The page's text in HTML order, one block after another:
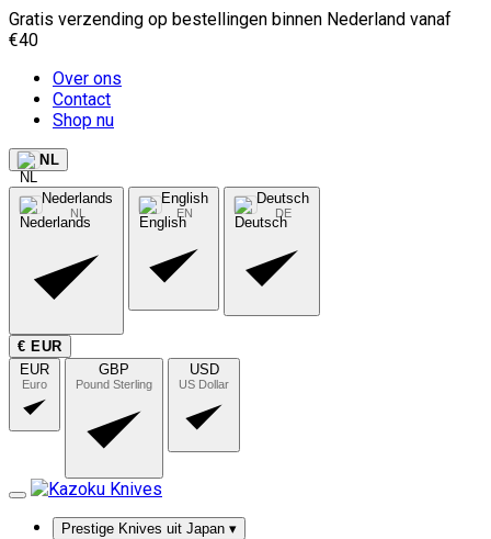
Gratis verzending op bestellingen binnen Nederland vanaf
€40
Over ons
Contact
Shop nu
NL
Nederlands
NL
English
EN
Deutsch
DE
€ EUR
EUR
Euro
GBP
Pound Sterling
USD
US Dollar
Prestige Knives uit Japan ▾